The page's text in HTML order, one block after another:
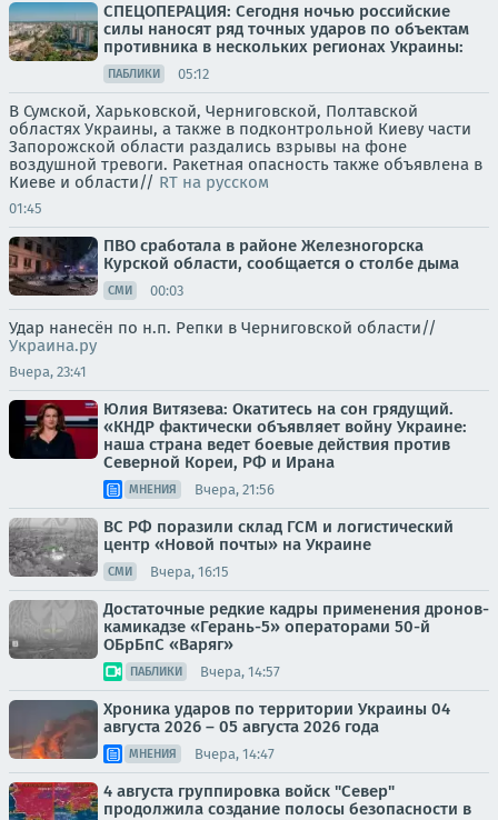
СПЕЦОПЕРАЦИЯ: Сегодня ночью российские
силы наносят ряд точных ударов по объектам
противника в нескольких регионах Украины:
ПАБЛИКИ 05:12
В Сумской, Харьковской, Черниговской, Полтавской
областях Украины, а также в подконтрольной Киеву части
Запорожской области раздались взрывы на фоне
воздушной тревоги. Ракетная опасность также объявлена в
Киеве и области// RT на русском
01:45
ПВО сработала в районе Железногорска
Курской области, сообщается о столбе дыма
СМИ 00:03
Удар нанесён по н.п. Репки в Черниговской области//
Украина.ру
Вчера, 23:41
Юлия Витязева: Окатитесь на сон грядущий.
«КНДР фактически объявляет войну Украине:
наша страна ведет боевые действия против
Северной Кореи, РФ и Ирана
МНЕНИЯ Вчера, 21:56
ВС РФ поразили склад ГСМ и логистический
центр «Новой почты» на Украине
СМИ Вчера, 16:15
Достаточные редкие кадры применения дронов-
камикадзе «Герань-5» операторами 50-й
ОБрБпС «Варяг»
ПАБЛИКИ Вчера, 14:57
Хроника ударов по территории Украины 04
августа 2026 – 05 августа 2026 года
МНЕНИЯ Вчера, 14:47
4 августа группировка войск "Север"
продолжила создание полосы безопасности в